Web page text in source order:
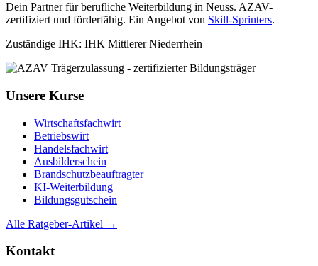
Dein Partner für berufliche Weiterbildung in Neuss. AZAV-
zertifiziert und förderfähig. Ein Angebot von Skill-Sprinters.
Zuständige IHK: IHK Mittlerer Niederrhein
Unsere Kurse
Wirtschaftsfachwirt
Betriebswirt
Handelsfachwirt
Ausbilderschein
Brandschutzbeauftragter
KI-Weiterbildung
Bildungsgutschein
Alle Ratgeber-Artikel →
Kontakt